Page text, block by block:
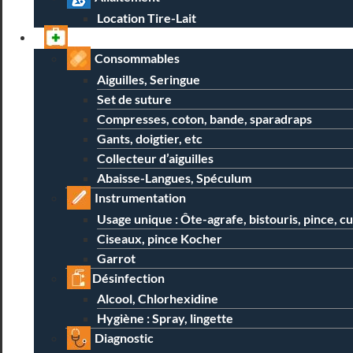
Location Tire-Lait
Consommables
Aiguilles, Seringue
Set de suture
Compresses, coton, bande, sparadraps
Gants, doigtier, etc
Collecteur d’aiguilles
Abaisse-Langues, Spéculum
Instrumentation
Usage unique : Ôte-agrafe, bistouris, pince,
Ciseaux, pince Kocher
Garrot
Désinfection
Alcool, Chlorhexidine
Hygiène : Spray, lingette
Diagnostic